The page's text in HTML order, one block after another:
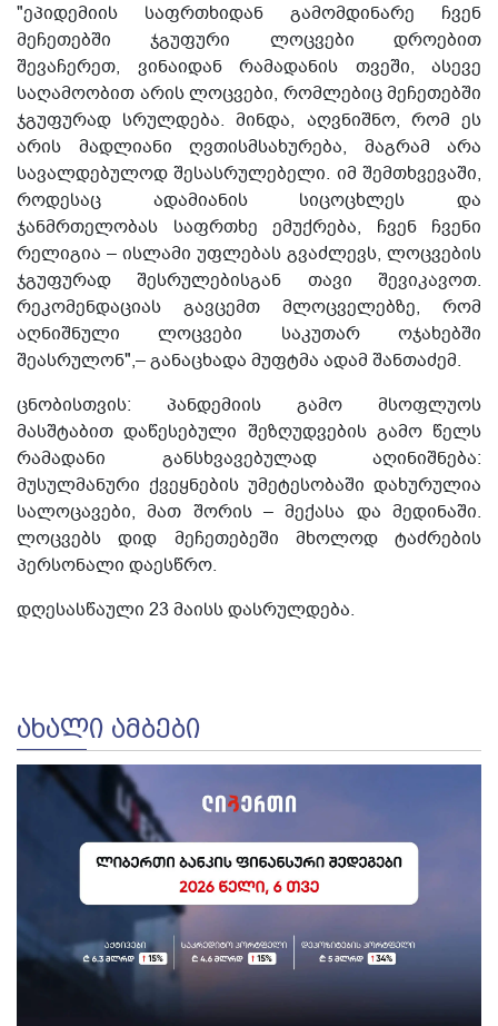
"ეპიდემიის საფრთხიდან გამომდინარე ჩვენ
მეჩეთებში ჯგუფური ლოცვები დროებით
შევაჩერეთ, ვინაიდან რამადანის თვეში, ასევე
საღამოობით არის ლოცვები, რომლებიც მეჩეთებში
ჯგუფურად სრულდება. მინდა, აღვნიშნო, რომ ეს
არის მადლიანი ღვთისმსახურება, მაგრამ არა
სავალდებულოდ შესასრულებელი. იმ შემთხვევაში,
როდესაც ადამიანის სიცოცხლეს და
ჯანმრთელობას საფრთხე ემუქრება, ჩვენ ჩვენი
რელიგია – ისლამი უფლებას გვაძლევს, ლოცვების
ჯგუფურად შესრულებისგან თავი შევიკავოთ.
რეკომენდაციას გავცემთ მლოცველებზე, რომ
აღნიშნული ლოცვები საკუთარ ოჯახებში
შეასრულონ",– განაცხადა მუფტმა ადამ შანთაძემ.
ცნობისთვის: პანდემიის გამო მსოფლუოს
მასშტაბით დაწესებული შეზღუდვების გამო წელს
რამადანი განსხვავებულად აღინიშნება:
მუსულმანური ქვეყნების უმეტესობაში დახურულია
სალოცავები, მათ შორის – მექასა და მედინაში.
ლოცვებს დიდ მეჩეთებეში მხოლოდ ტაძრების
პერსონალი დაესწრო.
დღესასწაული 23 მაისს დასრულდება.
ᲐᲮᲐᲚᲘ ᲐᲛᲑᲔᲑᲘ